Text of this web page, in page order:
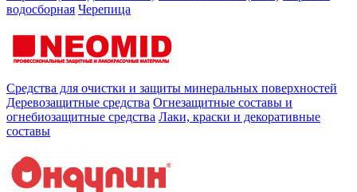
водосборная Черепица
Средства для очистки и защиты минеральных поверхностей
Деревозащитные средства Огнезащитные составы и
огнебиозащитные средства Лаки, краски и декоративные
составы